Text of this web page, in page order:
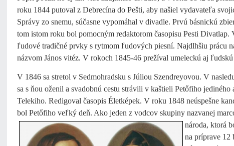
roku 1844 putoval z Debrecína do Pešti, aby našiel vydavateľa
Správy zo snemu, súčasne vypomáhal v divadle. Prvú básnickú
tom istom roku bol pomocným redaktorom časopisu Pesti Divatlap.
ľudové tradičné prvky s rytmom ľudových piesní. Najdlhšiu prácu
názvom János vitéz. V rokoch 1845-46 prežíval umeleckú aj
V 1846 sa stretol v Sedmohradsku s Júliou Szendreyovou. V
sa s ňou oženil a svadobnú cestu strávili v kaštieli Petőfiho
Telekiho. Redigoval časopis Életképek. V roku 1848 neúspešne
bol Petőfiho veľký deň. Ako jeden z vodcov skupiny nazvanej
národa, ktorá
na príprave 12